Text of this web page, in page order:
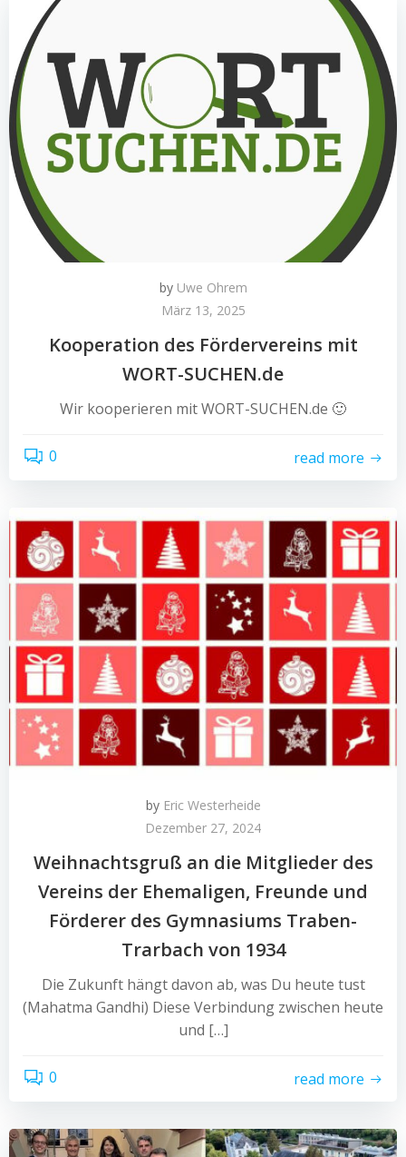
by Uwe Ohrem
März 13, 2025
Kooperation des Fördervereins mit
WORT-SUCHEN.de
Wir kooperieren mit WORT-SUCHEN.de 🙂
0 read more
by Eric Westerheide
Dezember 27, 2024
Weihnachtsgruß an die Mitglieder des
Vereins der Ehemaligen, Freunde und
Förderer des Gymnasiums Traben-
Trarbach von 1934
Die Zukunft hängt davon ab, was Du heute tust
(Mahatma Gandhi) Diese Verbindung zwischen heute
und […]
0 read more